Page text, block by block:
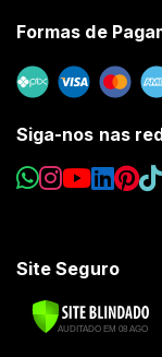
Formas de
Siga-nos nas
Site Seguro